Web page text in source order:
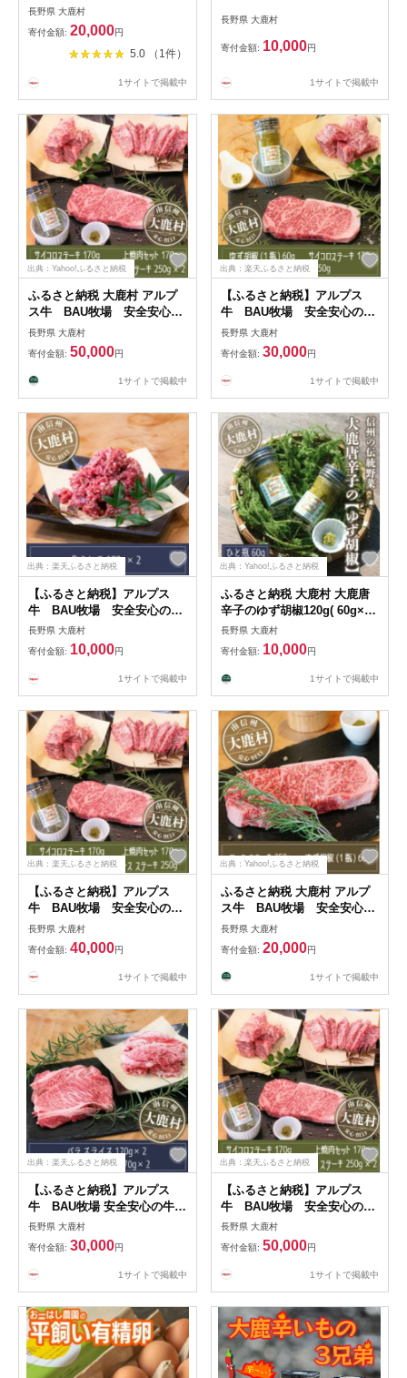
肉セット(ロースステーキ
250g・ゆず胡椒 60g)【配送
不可地域：離島】
【1724043】
長野県 大鹿村
寄付金額: 20,000円
5.0 （1件）
1サイトで掲載中
長野県 大鹿村
寄付金額: 10,000円
1サイトで掲載中
出典：Yahoo!ふるさと納税
ふるさと納税 大鹿村 アルプ
ス牛 BAU牧場 安全安心の
牛肉セット
長野県 大鹿村
寄付金額: 50,000円
1サイトで掲載中
出典：楽天ふるさと納税
【ふるさと納税】アルプス
牛 BAU牧場 安全安心の牛
肉セット(ロースステーキ・サ
イコロステーキ・ゆず胡椒)
【配送不可地域：離島】
【1724218】
長野県 大鹿村
寄付金額: 30,000円
1サイトで掲載中
出典：楽天ふるさと納税
【ふるさと納税】アルプス
牛 BAU牧場 安全安心の牛
肉ミンチ 合計340g(170g×2)
【配送不可地域：離島】
【1724002】
長野県 大鹿村
寄付金額: 10,000円
1サイトで掲載中
出典：Yahoo!ふるさと納税
ふるさと納税 大鹿村 大鹿唐
辛子のゆず胡椒120g( 60g×2
個)
長野県 大鹿村
寄付金額: 10,000円
1サイトで掲載中
出典：楽天ふるさと納税
【ふるさと納税】アルプス
牛 BAU牧場 安全安心の牛
肉セット(ロースステーキ・サ
イコロステーキ・上焼肉・ゆ
ず胡椒)【配送不可地域：離
島】【1724213】
長野県 大鹿村
寄付金額: 40,000円
1サイトで掲載中
出典：Yahoo!ふるさと納税
ふるさと納税 大鹿村 アルプ
ス牛 BAU牧場 安全安心の
牛肉セット(ロースステーキ
250g・ゆず胡椒 60g)
長野県 大鹿村
寄付金額: 20,000円
1サイトで掲載中
出典：楽天ふるさと納税
【ふるさと納税】アルプス
牛 BAU牧場 安全安心の牛肉
セット(ローススライス
170g×2・バラスライス
170g×2)【配送不可地域：離
島】【1724059】
長野県 大鹿村
寄付金額: 30,000円
1サイトで掲載中
出典：楽天ふるさと納税
【ふるさと納税】アルプス
牛 BAU牧場 安全安心の牛
肉セット【配送不可地域：離
島】【1723963】
長野県 大鹿村
寄付金額: 50,000円
1サイトで掲載中